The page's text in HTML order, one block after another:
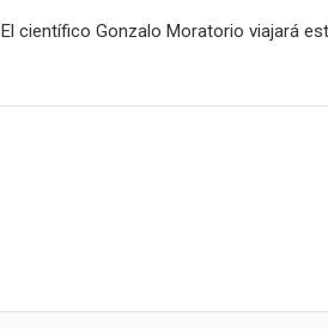
El científico Gonzalo Moratorio viajará